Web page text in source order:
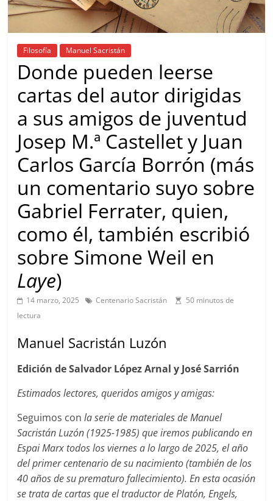
Filosofía Manuel Sacristán
Donde pueden leerse
cartas del autor dirigidas
a sus amigos de juventud
Josep M.ª Castellet y Juan
Carlos García Borrón (más
un comentario suyo sobre
Gabriel Ferrater, quien,
como él, también escribió
sobre Simone Weil en
Laye)
14 marzo, 2025 Centenario Sacristán
50 minutos de
lectura
Manuel Sacristán Luzón
Edición de Salvador López Arnal y José Sarrión
Estimados lectores, queridos amigos y amigas:
Seguimos con la serie de materiales de Manuel
Sacristán Luzón (1925-1985) que iremos publicando en
Espai Marx todos los viernes a lo largo de 2025, el año
del primer centenario de su nacimiento (también de los
40 años de su prematuro fallecimiento). En esta ocasión
se trata de cartas que el traductor de Platón,Engels,